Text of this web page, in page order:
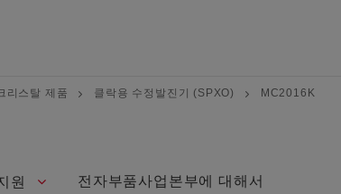
리스탈 제품 클락용 수정발진기 (SPXO) MC2016K
원 전자부품사업본부에 대해서